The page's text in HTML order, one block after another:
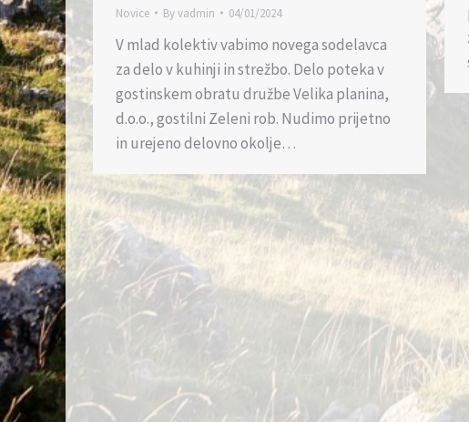
Novice Byvadmin 04/01/2024
V mlad kolektiv vabimo novega sodelavca
za delo v kuhinji in strežbo. Delo poteka v
gostinskem obratu družbe Velika planina,
d.o.o., gostilni Zeleni rob. Nudimo prijetno
in urejeno delovno okolje…